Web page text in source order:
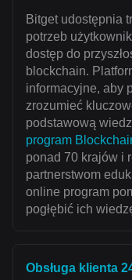
Bitget udostępnia
potrzeb
dostęp do
blockchain.
informacyjne, aby
zrozumieć
podstawową
program
ponad 70 krajów i
partnerstwom
online program
pogłębić ich
Obsługa klienta